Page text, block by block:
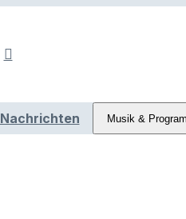
Nachrichten Musik &